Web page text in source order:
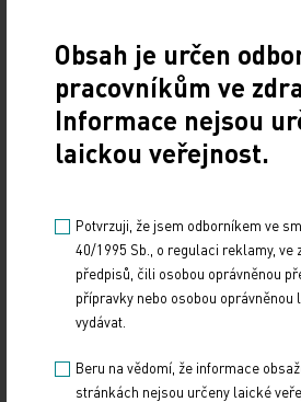
centra Univerzity v Lausanne,
výsledky klíčových klinických
na základě jejichž výsledků
použití EMA (viz box – Světlo pro
Peters přidala i osobní
při níž je nutné zohlednit
Připomněla, že nádor není
povahové i molekulární
v důsledku léčby mění. Proto je
načasovat eventuální rebiopsii
molekulárních mutací.
Obsah je určen
pracovníkům ve
Informace nejsou
laickou veřejnost.
Potvrzuji, že jsem odborníkem ve
40/1995 Sb., o regulaci reklamy, ve
předpisů, čili osobou oprávněnou
přípravky nebo osobou oprávněnou
vydávat.
Beru na vědomí, že informace
stránkách nejsou určeny laické